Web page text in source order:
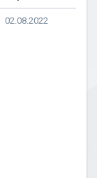
02.08.2022